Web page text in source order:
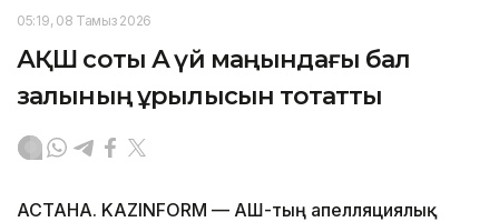
05:19, 08 Тамыз 2026
АҚШ соты Ақ үй маңындағы бал
залының құрылысын тоқтатты
АСТАНА. KAZINFORM — АҚШ-тың апелляциялық